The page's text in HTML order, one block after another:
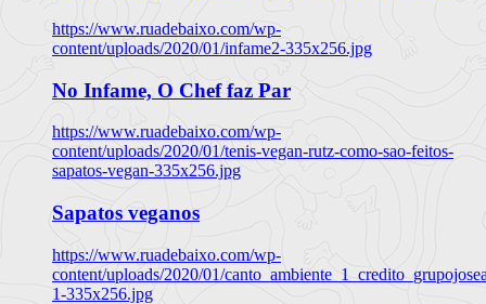
https://www.ruadebaixo.com/wp-
content/uploads/2020/01/infame2-335x256.jpg
No Infame, O Chef faz Par
https://www.ruadebaixo.com/wp-
content/uploads/2020/01/tenis-vegan-rutz-como-sao-feitos-
sapatos-vegan-335x256.jpg
Sapatos veganos
https://www.ruadebaixo.com/wp-
content/uploads/2020/01/
1-335x256.jpg